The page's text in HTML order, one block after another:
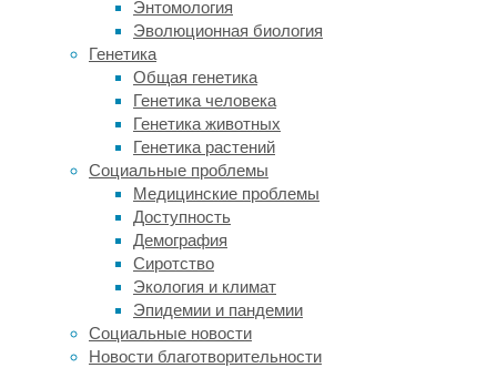
Энтомология
Эволюционная биология
Генетика
Общая генетика
Генетика человека
Генетика животных
Генетика растений
Социальные проблемы
Медицинские проблемы
Доступность
Демография
Сиротство
Экология и климат
Эпидемии и пандемии
Социальные новости
Новости благотворительности
которых
направлен
получение
определенного
положительного
эффекта.
Общий
массаж
занимает
около
часа.
Техника
предусматривает